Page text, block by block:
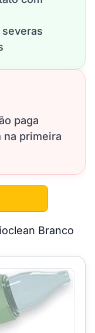
paga
na primeira
Branco